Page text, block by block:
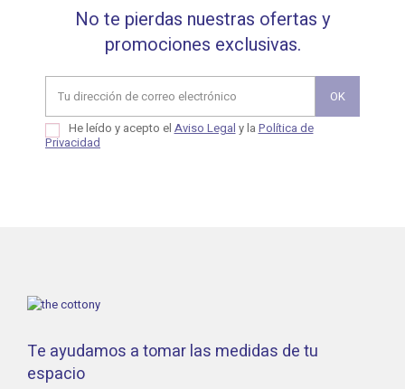
No te pierdas nuestras ofertas y
promociones exclusivas.
He leído y acepto el Aviso Legal y la Política de
Privacidad
Te ayudamos a tomar las medidas de tu
espacio